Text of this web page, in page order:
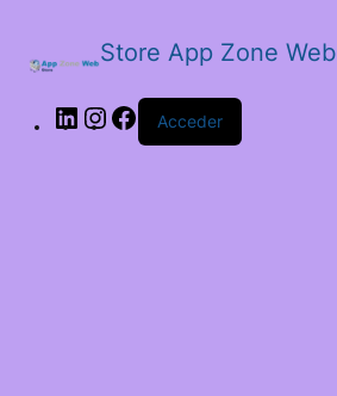
Store App Zone Web
LinkedInInstagram
Facebook
Acceder